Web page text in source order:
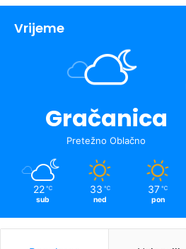
Vrijeme
Gračanica
Pretežno Oblačno
22 ℃
sub
33 ℃
ned
37 ℃
pon